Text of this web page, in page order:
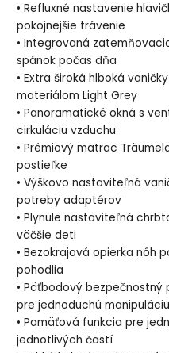
• Refluxné nastavenie
pokojnejšie trávenie
• Integrovaná
spánok počas dňa
• Extra široká hlboká
materiálom Light Grey
• Panoramatické okná s
cirkuláciu vzduchu
• Prémiový matrac
postieľke
• Výškovo nastaviteľná
potreby adaptérov
• Plynule nastaviteľná
väčšie deti
• Bezokrajová opierka nôh
pohodlia
• Päťbodový
pre jednoduchú manipuláciu
• Pamäťová funkcia pre
jednotlivých častí